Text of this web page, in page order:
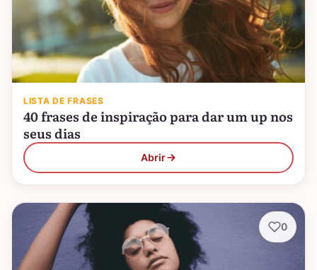
LISTA DE FRASES
40 frases de inspiração para dar um up nos
seus dias
Abrir
0